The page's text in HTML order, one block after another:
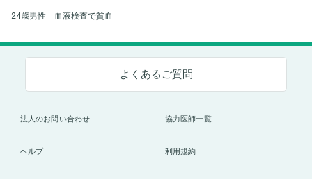
24歳男性 血液検査で貧血
よくあるご質問
法人のお問い合わせ 協力医師一覧
ヘルプ 利用規約